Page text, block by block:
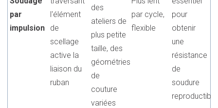
par
impulsion
l'élément
de
scellage
active la
liaison du
ruban
des
ateliers de
plus petite
taille, des
géométries
de
couture
variées
par cycle,
flexible
pour
obtenir
une
résistance
de
soudure
reproductible